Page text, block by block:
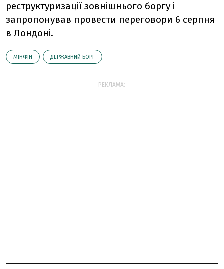
реструктуризації зовнішнього боргу і
запропонував провести переговори 6 серпня
в Лондоні.
МІНФІН ДЕРЖАВНИЙ БОРГ
РЕКЛАМА: